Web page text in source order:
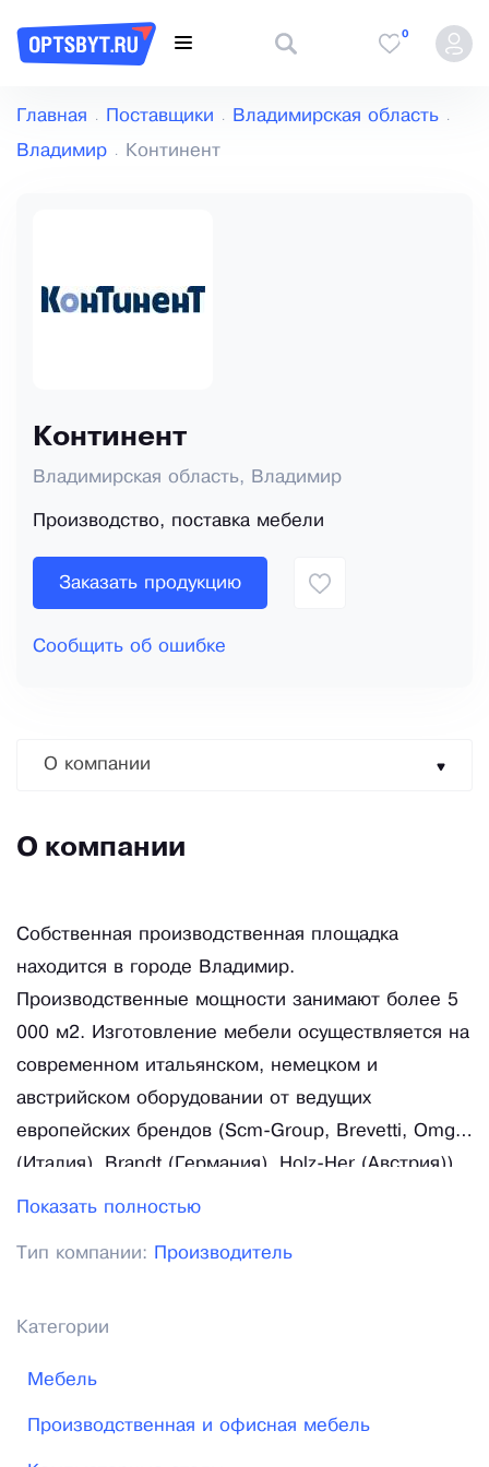
0
Главная Поставщики Владимирская область
Владимир Континент
Континент
Владимирская область, Владимир
Производство, поставка мебели
Заказать продукцию
Сообщить об ошибке
О компании
О компании
Собственная производственная площадка
находится в городе Владимир.
Производственные мощности занимают более 5
000 м2. Изготовление мебели осуществляется на
современном итальянском, немецком и
австрийском оборудовании от ведущих
европейских брендов (Scm-Group, Brevetti, Omga
(Италия), Brandt (Германия), Holz-Her (Австрия))
по передовым технологиям согласно мировым
производить мебель любого уровня сложности,
На сегодняшний день парк состоит из станков
производства существенно улучшает качество
Показать полностью
Тип компании: Производитель
Категории
Мебель
Производственная и офисная мебель